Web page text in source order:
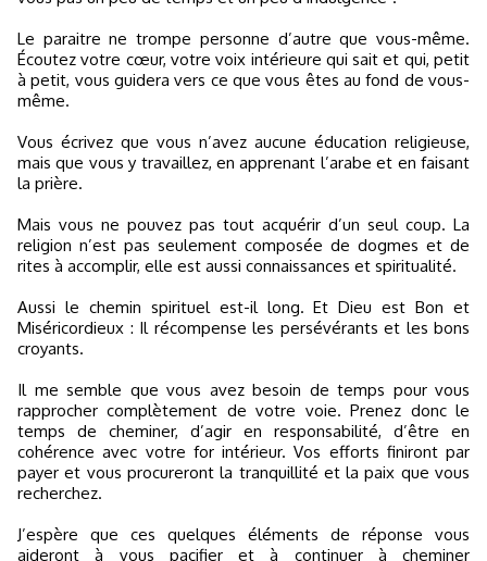
Le paraitre ne trompe personne d’autre que vous-même.
Écoutez votre cœur, votre voix intérieure qui sait et qui, petit
à petit, vous guidera vers ce que vous êtes au fond de vous-
même.
Vous écrivez que vous n’avez aucune éducation religieuse,
mais que vous y travaillez, en apprenant l’arabe et en faisant
la prière.
Mais vous ne pouvez pas tout acquérir d’un seul coup. La
religion n’est pas seulement composée de dogmes et de
rites à accomplir, elle est aussi connaissances et spiritualité.
Aussi le chemin spirituel est-il long. Et Dieu est Bon et
Miséricordieux : Il récompense les persévérants et les bons
croyants.
Il me semble que vous avez besoin de temps pour vous
rapprocher complètement de votre voie. Prenez donc le
temps de cheminer, d’agir en responsabilité, d’être en
cohérence avec votre for intérieur. Vos efforts finiront par
payer et vous procureront la tranquillité et la paix que vous
recherchez.
J’espère que ces quelques éléments de réponse vous
aideront à vous pacifier et à continuer à cheminer